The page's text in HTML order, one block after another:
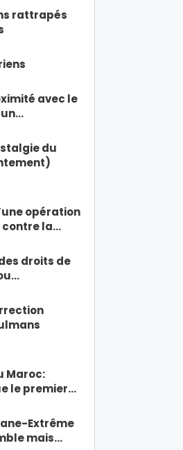
rattrapés
avec le
du
opération
contre la…
droits de
Maroc:
le premier…
Extrême
mais…